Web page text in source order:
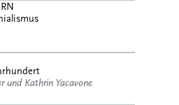
und Kathrin Yacavone